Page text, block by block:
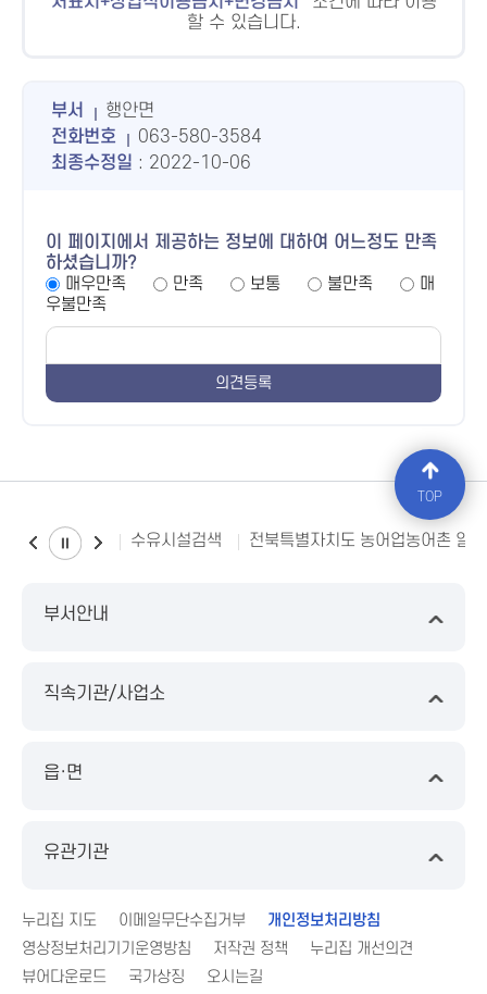
할 수 있습니다.
부서
행안면
전화번호
063-580-3584
최종수정일 : 2022-10-06
이 페이지에서 제공하는 정보에 대하여 어느정도 만족
하셨습니까?
매우만족
만족 보통 불만족
매
우불만족
수유시설검색 전북특별자치도 농어업농어촌 일
부서안내
직속기관/사업소
읍·면
유관기관
누리집 지도 이메일무단수집거부
개인정보처리방침
영상정보처리기기운영방침
저작권 정책
누리집 개선의견
뷰어다운로드
국가상징 오시는길
TOP